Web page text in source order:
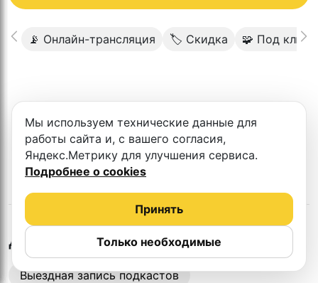
📡 Онлайн-трансляция 🏷 Скидка 🧩 Под ключ
студии
Другие студии во Владимире
Выездная запись подкастов
Мы используем технические данные для
работы сайта и, с вашего согласия,
Яндекс.Метрику для улучшения сервиса.
Подробнее о cookies
Только необходимые
Принять